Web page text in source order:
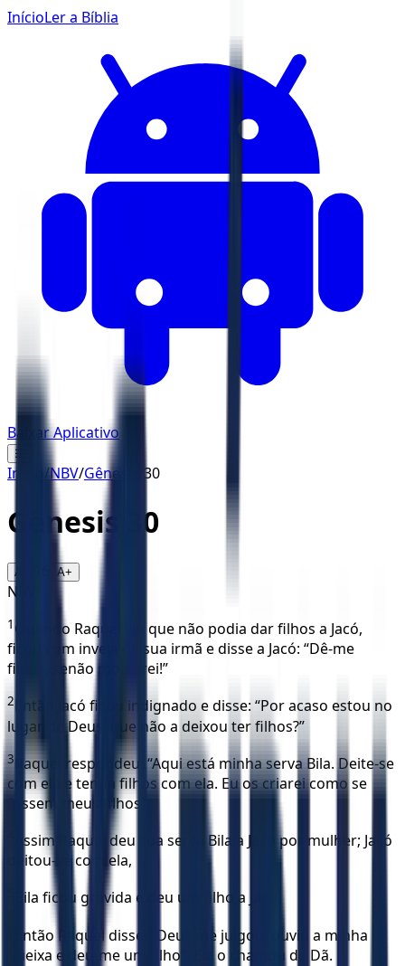
InícioLer a Bíblia
Baixar Aplicativo
☰
Início /NBV/Gênesis 30
Gênesis 30
A- A+
NBV
1 Quando Raquel viu que não podia dar filhos a Jacó,
ficou com inveja de sua irmã e disse a Jacó: “Dê-me
filhos, senão morrerei!”
2
Então Jacó ficou indignado e disse: “Por acaso estou no
lugar de Deus, que não a deixou ter filhos?”
3
Raquel respondeu: “Aqui está minha serva Bila. Deite-se
com ela e tenha filhos com ela. Eu os criarei como se
fossem meus filhos”.
Assim Raquel deu sua serva Bila a Jacó por mulher; Jacó
deitou-se com ela,
Bila ficou grávida e deu um filho a Jacó.
Então Raquel disse: “Deus me julgou, ouviu a minha
queixa e deu-me um filho”. Ela o chamou de Dã.